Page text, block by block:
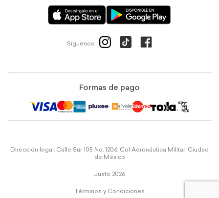
Síguenos:
Formas de pago
Dirección legal: Calle Sur 105 No. 1206, Col Aeronáutica Militar, Ciudad
de México
Justo 2026
Términos y Condiciones